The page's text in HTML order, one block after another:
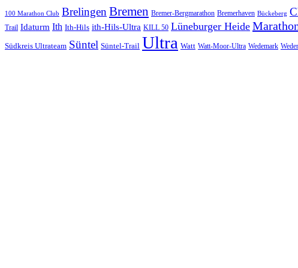
100 Marathon Club Brelingen Bremen Bremer-Bergmarathon Bremerhaven Bückeberg
Trail Idaturm Ith Ith-Hils ith-Hils-Ultra KILL 50 Lüneburger Heide
Südkreis Ultrateam Süntel Süntel-Trail Ultra Watt Watt-Moor-Ultra Wedemark